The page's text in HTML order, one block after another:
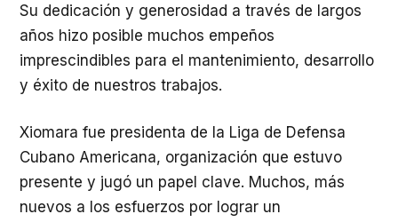
Su dedicación y generosidad a través de largos
años hizo posible muchos empeños
imprescindibles para el mantenimiento, desarrollo
y éxito de nuestros trabajos.
Xiomara fue presidenta de la Liga de Defensa
Cubano Americana, organización que estuvo
presente y jugó un papel clave. Muchos, más
nuevos a los esfuerzos por lograr un